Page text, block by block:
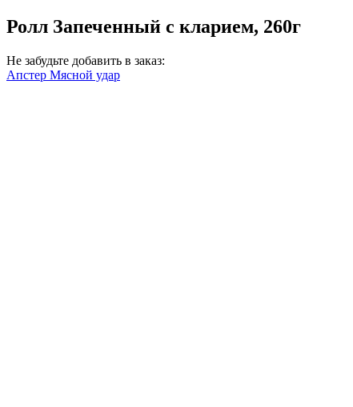
Ролл Запеченный с кларием, 260г
Не забудьте добавить в заказ:
Апстер Мясной удар